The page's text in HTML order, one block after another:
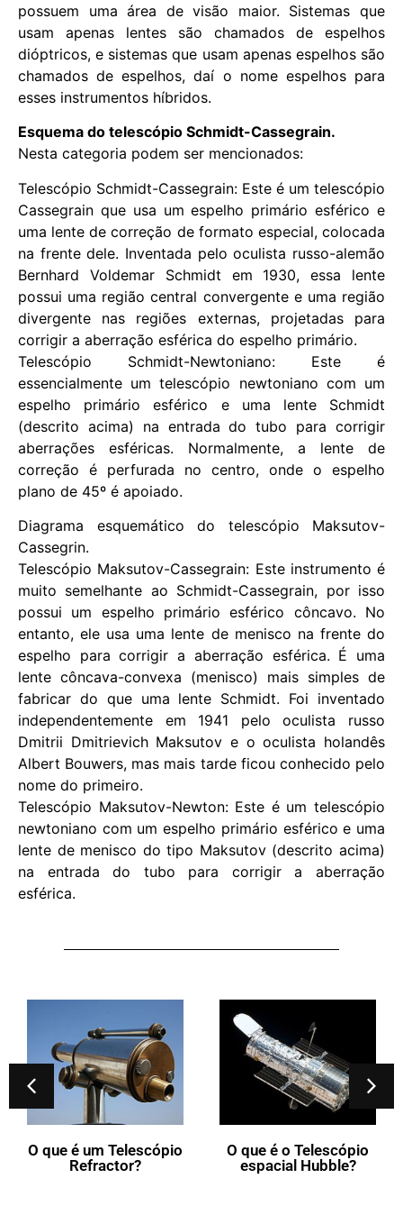
possuem uma área de visão maior. Sistemas que
usam apenas lentes são chamados de espelhos
dióptricos, e sistemas que usam apenas espelhos são
chamados de espelhos, daí o nome espelhos para
esses instrumentos híbridos.
Esquema do telescópio Schmidt-Cassegrain.
Nesta categoria podem ser mencionados:
Telescópio Schmidt-Cassegrain: Este é um telescópio
Cassegrain que usa um espelho primário esférico e
uma lente de correção de formato especial, colocada
na frente dele. Inventada pelo oculista russo-alemão
Bernhard Voldemar Schmidt em 1930, essa lente
possui uma região central convergente e uma região
divergente nas regiões externas, projetadas para
corrigir a aberração esférica do espelho primário.
Telescópio Schmidt-Newtoniano: Este é
essencialmente um telescópio newtoniano com um
espelho primário esférico e uma lente Schmidt
(descrito acima) na entrada do tubo para corrigir
aberrações esféricas. Normalmente, a lente de
correção é perfurada no centro, onde o espelho
plano de 45º é apoiado.
Diagrama esquemático do telescópio Maksutov-
Cassegrin.
Telescópio Maksutov-Cassegrain: Este instrumento é
muito semelhante ao Schmidt-Cassegrain, por isso
possui um espelho primário esférico côncavo. No
entanto, ele usa uma lente de menisco na frente do
espelho para corrigir a aberração esférica. É uma
lente côncava-convexa (menisco) mais simples de
fabricar do que uma lente Schmidt. Foi inventado
independentemente em 1941 pelo oculista russo
Dmitrii Dmitrievich Maksutov e o oculista holandês
Albert Bouwers, mas mais tarde ficou conhecido pelo
nome do primeiro.
Telescópio Maksutov-Newton: Este é um telescópio
newtoniano com um espelho primário esférico e uma
lente de menisco do tipo Maksutov (descrito acima)
na entrada do tubo para corrigir a aberração
esférica.
O que é um Telescópio
Refractor?
O que é o Telescópio
espacial Hubble?